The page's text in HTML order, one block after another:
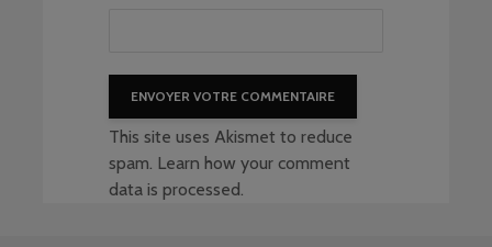
This site uses Akismet to reduce
spam. Learn how your comment
data is processed